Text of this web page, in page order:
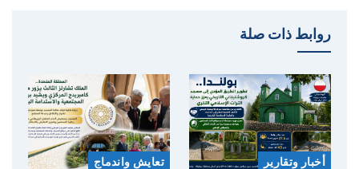
روابط ذات صلة
أخبار وتقارير تعايش واندماج